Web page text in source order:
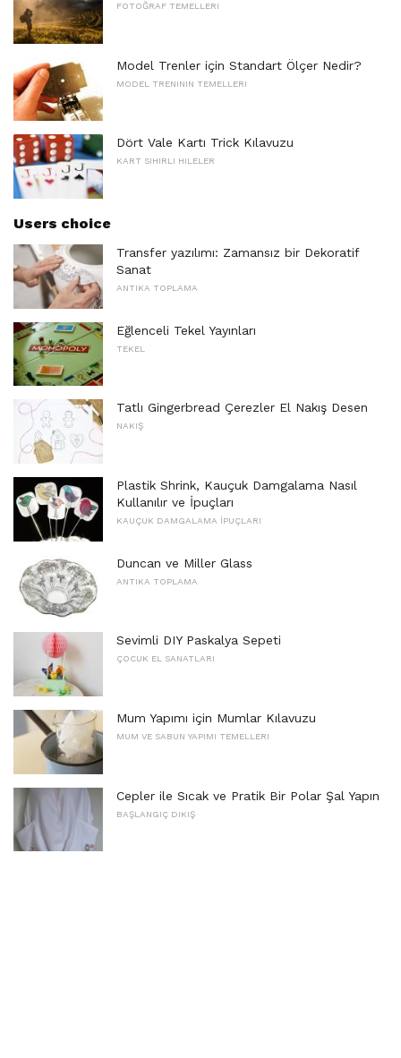
FOTOĞRAF TEMELLERI
Model Trenler için Standart Ölçer Nedir?
MODEL TRENININ TEMELLERI
Dört Vale Kartı Trick Kılavuzu
KART SIHIRLI HILELER
Users choice
Transfer yazılımı: Zamansız bir Dekoratif
Sanat
ANTIKA TOPLAMA
Eğlenceli Tekel Yayınları
TEKEL
Tatlı Gingerbread Çerezler El Nakış Desen
NAKIŞ
Plastik Shrink, Kauçuk Damgalama Nasıl
Kullanılır ve İpuçları
KAUÇUK DAMGALAMA İPUÇLARI
Duncan ve Miller Glass
ANTIKA TOPLAMA
Sevimli DIY Paskalya Sepeti
ÇOCUK EL SANATLARI
Mum Yapımı için Mumlar Kılavuzu
MUM VE SABUN YAPIMI TEMELLERI
Cepler ile Sıcak ve Pratik Bir Polar Şal Yapın
BAŞLANGIÇ ​​DIKIŞ